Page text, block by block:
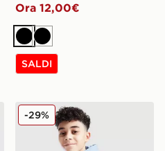
Ora 12,00€
NeroNero
SALDI
Junior
Nike Felpa con Cappuccio
-29%